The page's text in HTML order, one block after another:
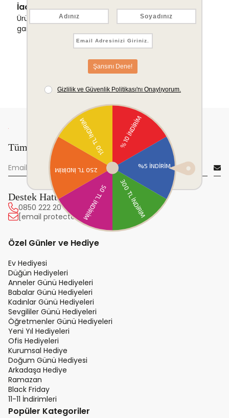
İade & Değişim Garantisi
Ürünlerinizde sorunsuz iade ve değişim
garantisi.
Tüm yeniliklerden önce sen haberdar ol!
Destek Hattı
0850 222 20 63
[email protected]
Özel Günler ve Hediye
Ev Hediyesi
Düğün Hediyeleri
Anneler Günü Hediyeleri
Babalar Günü Hediyeleri
Kadınlar Günü Hediyeleri
Sevgililer Günü Hediyeleri
Öğretmenler Günü Hediyeleri
Yeni Yıl Hediyeleri
Ofis Hediyeleri
Kurumsal Hediye
Doğum Günü Hediyesi
Arkadaşa Hediye
Ramazan
Black Friday
11-11 İndirimleri
Popüler Kategoriler